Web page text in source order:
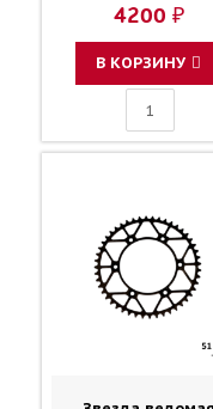
зубов 49 / MRP
1-3559-49
4200 ₽
В КОРЗИНУ